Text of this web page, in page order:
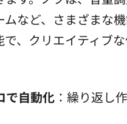
ムなど、さまざまな
で、クリエイティブ
で自動化 ：繰り返し